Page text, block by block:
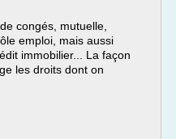
congés, mutuelle,
emploi, mais aussi
immobilier... La façon
les droits dont on